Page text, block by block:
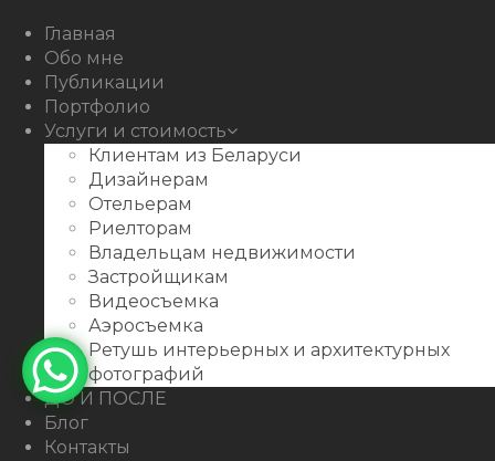
Behance
Главная
Обо мне
Публикации
Портфолио
Услуги и стоимость
Клиентам из Беларуси
Дизайнерам
Отельерам
Риелторам
Владельцам недвижимости
Застройщикам
Видеосъемка
Аэросъемка
Ретушь интерьерных и архитектурных
фотографий
ДО И ПОСЛЕ
Блог
Контакты